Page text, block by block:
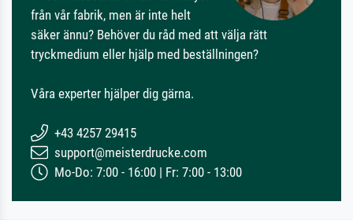
från vår fabrik, men är inte helt
säker ännu? Behöver du råd med att välja rätt
tryckmedium eller hjälp med beställningen?
Våra experter hjälper dig gärna.
+43 4257 29415
support@meisterdrucke.com
Mo-Do: 7:00 - 16:00 | Fr: 7:00 - 13:00